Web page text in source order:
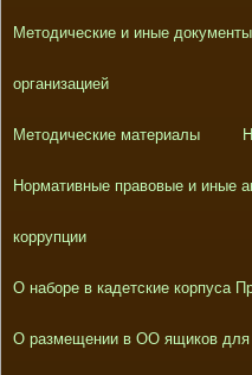
Методические и иные
организацией
Методические материалы
Нормативные правовые и иные
коррупции
О наборе в кадетские корпуса
О размещении в ОО ящиков для